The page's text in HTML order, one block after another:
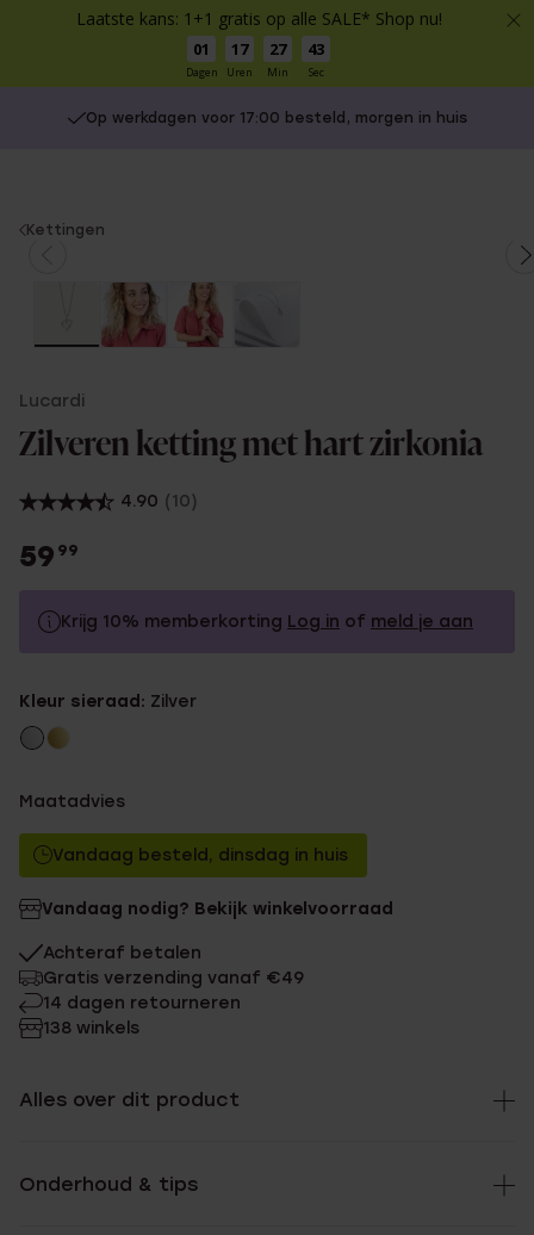
Laatste kans: 1+1 gratis op alle SALE* Shop nu!
01
Dagen
17
Uren
27
Min
43
Sec
Op werkdagen voor 17:00 besteld, morgen in huis
You
Kettingen
Lucardi
Zilveren ketting met hart zirkonia
4.90 (10)
59 99
Krijg 10% memberkorting Log in of meld je aan
Zonder memberkorting
Kleur sieraad: Zilver
Maatadvies
Vandaag besteld, dinsdag in huis
Vandaag nodig? Bekijk winkelvoorraad
Achteraf betalen
Gratis verzending vanaf €49
14 dagen retourneren
138 winkels
Alles over dit product
Onderhoud & tips